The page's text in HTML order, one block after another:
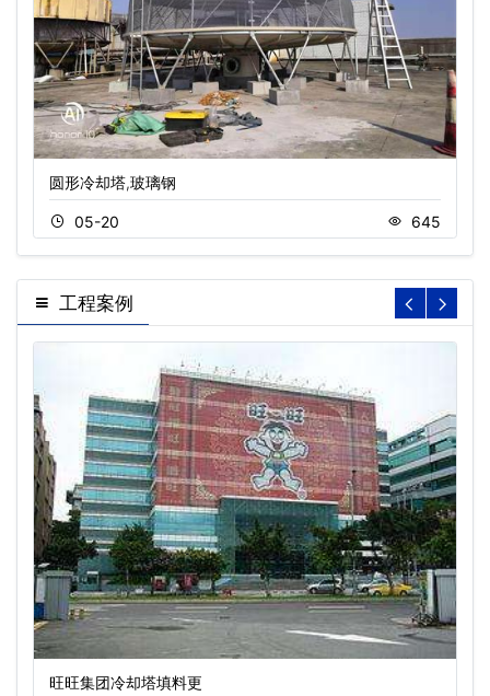
圆形冷却塔,玻璃钢
05-20 645
工程案例
旺旺集团冷却塔填料更